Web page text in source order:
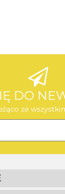
AEG
DO
ze